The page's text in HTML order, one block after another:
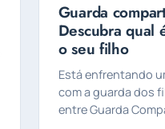
Guarda
Descubra qual
o seu filho
Está enfrentando
com a guarda dos
entre Guarda